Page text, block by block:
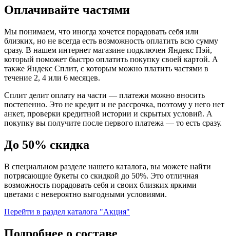
Оплачивайте частями
Мы понимаем, что иногда хочется порадовать себя или
близких, но не всегда есть возможность оплатить всю сумму
сразу. В нашем интернет магазине подключен Яндекс Пэй,
который поможет быстро оплатить покупку своей картой. А
также Яндекс Сплит, с которым можно платить частями в
течение 2, 4 или 6 месяцев.
Сплит делит оплату на части — платежи можно вносить
постепенно. Это не кредит и не рассрочка, поэтому у него нет
анкет, проверки кредитной истории и скрытых условий. А
покупку вы получите после первого платежа — то есть сразу.
До 50% скидка
В специальном разделе нашего каталога, вы можете найти
потрясающие букеты со скидкой до 50%. Это отличная
возможность порадовать себя и своих близких яркими
цветами с невероятно выгодными условиями.
Перейти в раздел каталога "Акция"